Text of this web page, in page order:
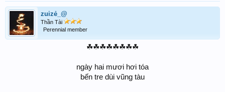
zuizẻ_@
Thần Tài
Perennial member
☘☘☘☘☘☘☘☘
ngày hai mươi hơi tóa
bến tre dùi vũng tàu